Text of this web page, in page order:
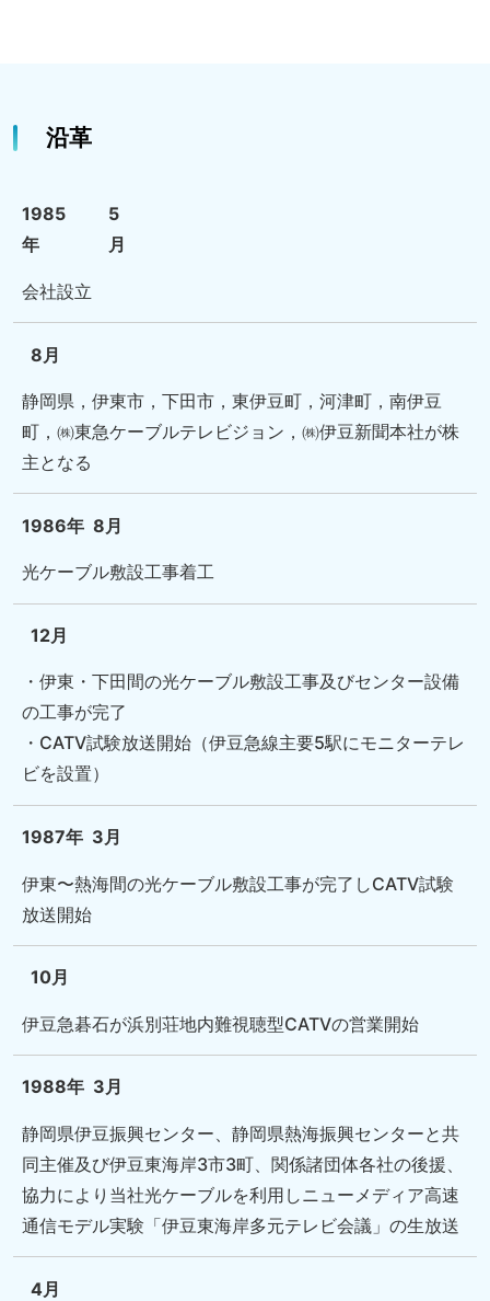
沿革
1985
年
5
月
会社設立
8月
静岡県，伊東市，下田市，東伊豆町，河津町，南伊豆
町，㈱東急ケーブルテレビジョン，㈱伊豆新聞本社が株
主となる
1986年 8月
光ケーブル敷設工事着工
12月
・伊東・下田間の光ケーブル敷設工事及びセンター設備
の工事が完了
・CATV試験放送開始（伊豆急線主要5駅にモニターテレ
ビを設置）
1987年 3月
伊東〜熱海間の光ケーブル敷設工事が完了しCATV試験
放送開始
10月
伊豆急碁石が浜別荘地内難視聴型CATVの営業開始
1988年 3月
静岡県伊豆振興センター、静岡県熱海振興センターと共
同主催及び伊豆東海岸3市3町、関係諸団体各社の後援、
協力により当社光ケーブルを利用しニューメディア高速
通信モデル実験「伊豆東海岸多元テレビ会議」の生放送
4月